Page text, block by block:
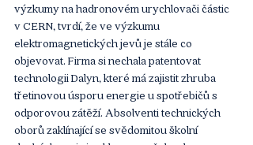
výzkumy na hadronovém urychlovači částic
v CERN, tvrdí, že ve výzkumu
elektromagnetických jevů je stále co
objevovat. Firma si nechala patentovat
technologii Dalyn, které má zajistit zhruba
třetinovou úsporu energie u spotřebičů s
odporovou zátěží. Absolventi technických
oborů zaklínající se svědomitou školní